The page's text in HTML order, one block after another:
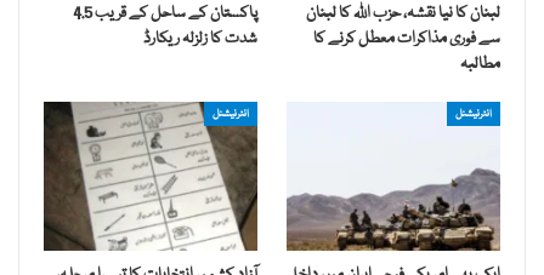
لبنان کا نیا نقشہ، حزب اللہ کا لبنان
سے فوری مذاکرات معطل کرنے کا
مطالبہ
پاکستان کے ساحل کے قریب 4.5
شدت کا زلزلہ ریکارڈ
انٹرنیشنل انٹرنیشنل